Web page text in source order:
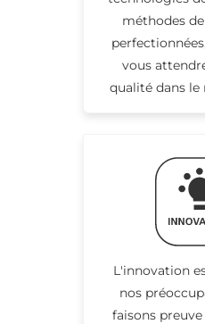
méthodes
vous
qualité dans le
L'innovation
nos
faisons